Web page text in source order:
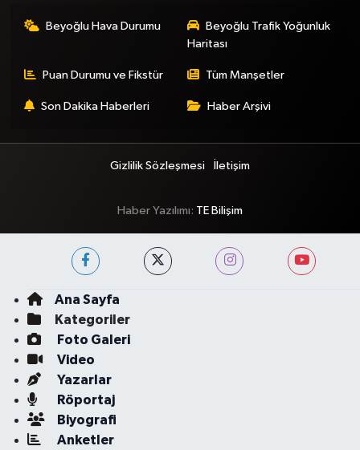
Beyoğlu Hava Durumu
Beyoğlu Trafik Yoğunluk
Haritası
Puan Durumu ve Fikstür Tüm Manşetler
Son Dakika Haberleri Haber Arşivi
Gizlilik Sözleşmesi İletişim
Haber Yazılımı: TE Bilişim
Ana Sayfa
Kategoriler
Foto Galeri
Video
Yazarlar
Röportaj
Biyografi
Anketler